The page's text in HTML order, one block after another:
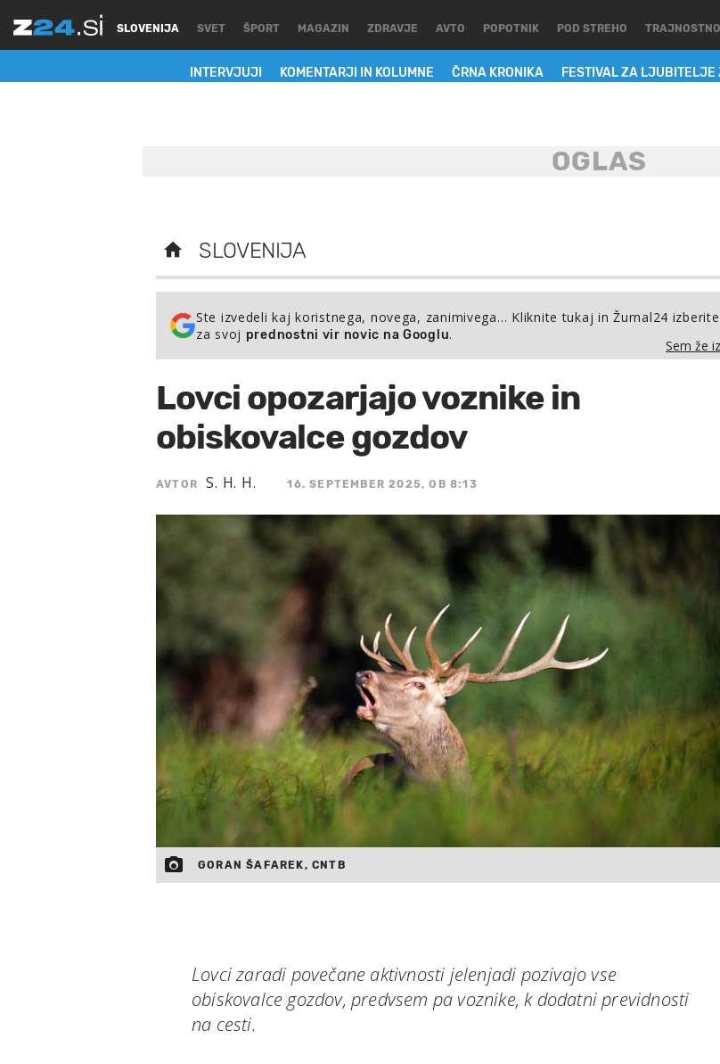
SLOVENIJA
INTERVJUJI KOMENTARJI IN KOLUMNE ČRNA KRONIKA FESTIVAL ZA LJUBITELJE
SVET ŠPORT MAGAZIN ZDRAVJE AVTO POPOTNIK POD STREHO TRAJNOSTNO
SLOVENIJA
Ste izvedeli kaj koristnega, novega, zanimivega… Kliknite tukaj in Žurnal24 izberite
za svoj prednostni vir novic na Googlu.
Sem že
Lovci opozarjajo voznike in
obiskovalce gozdov
AVTOR S. H. H. 16. SEPTEMBER 2025, OB 8:13
GORAN ŠAFAREK, CNTB
Lovci zaradi povečane aktivnosti jelenjadi pozivajo vse
obiskovalce gozdov, predvsem pa voznike, k dodatni previdnosti
na cesti.